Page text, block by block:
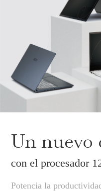
Un nuevo
con el procesador
Potencia la